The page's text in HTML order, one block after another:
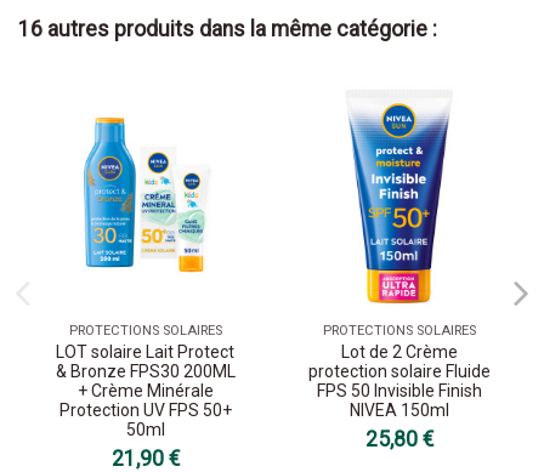
16 autres produits dans la même catégorie :
PROTECTIONS SOLAIRES
LOT solaire Lait Protect
& Bronze FPS30 200ML
+ Crème Minérale
Protection UV FPS 50+
50ml
21,90 €
PROTECTIONS SOLAIRES
Lot de 2 Crème
protection solaire Fluide
FPS 50 Invisible Finish
NIVEA 150ml
25,80 €